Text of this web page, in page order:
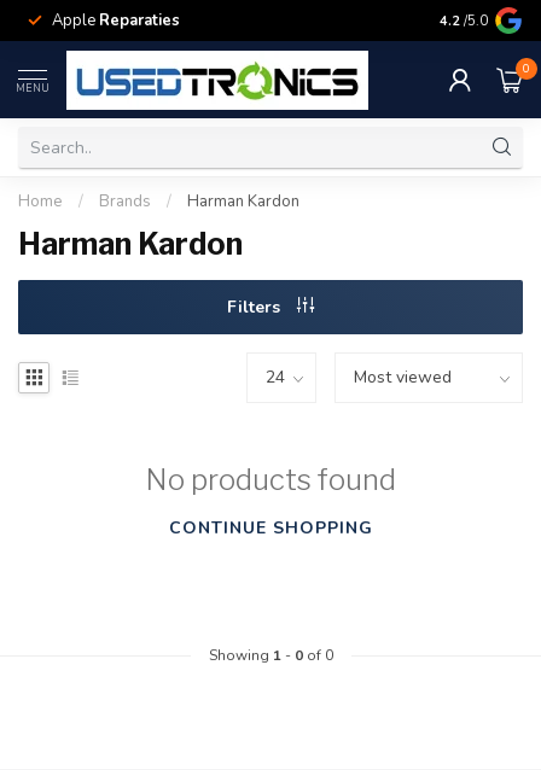
Apple Reparaties Samsung
4.2 /5.0
MENU
0
Home / Brands / Harman Kardon
Harman Kardon
Filters
No products found
CONTINUE SHOPPING
Showing 1- 0of 0